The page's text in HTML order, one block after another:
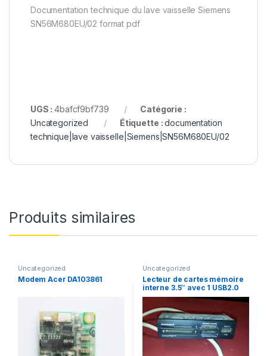
Documentation technique du lave vaisselle Siemens
SN56M680EU/02 format pdf
UGS :4bafcf9bf739
Catégorie :
Uncategorized
Étiquette :documentation
technique|lave vaisselle|Siemens|SN56M680EU/02
Produits similaires
Uncategorized
Modem Acer DA103861
Uncategorized
Lecteur de cartes mémoire
interne 3.5″ avec 1 USB2.0